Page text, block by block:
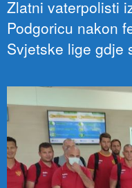
Zlatni vaterpolisti
Podgoricu nakon
Svjetske lige gdje